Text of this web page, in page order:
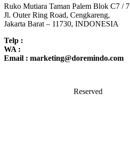
Ruko Mutiara Taman Palem Blok C7 / 7
Jl. Outer Ring Road, Cengkareng,
Jakarta Barat – 11730, INDONESIA
Telp :
WA :
Email : marketing@doremindo.com
Reserved